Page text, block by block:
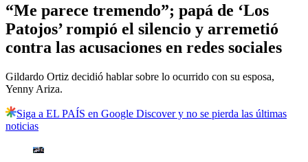
“Me parece tremendo”; papá de ‘Los
Patojos’ rompió el silencio y arremetió
contra las acusaciones en redes sociales
Gildardo Ortiz decidió hablar sobre lo ocurrido con su esposa,
Yenny Ariza.
Siga a EL PAÍS en Google Discover y no se pierda las últimas
noticias